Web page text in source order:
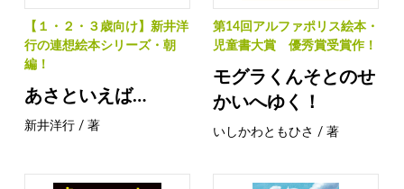
【１・２・３歳向け】新井洋
行の連想絵本シリーズ・朝
編！
あさといえば…
新井洋行 / 著
第14回アルファポリス絵本・
児童書大賞 優秀賞受賞作！
モグラくんそとのせ
かいへゆく！
いしかわともひさ / 著